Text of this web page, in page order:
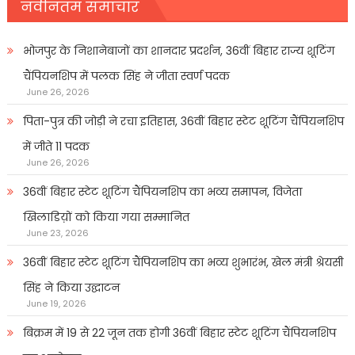
नवीनतम समाचार
भोजपुर के निशानेबाजों का शानदार प्रदर्शन, 36वीं बिहार राज्य शूटिंग
चैंपियनशिप में पलक सिंह ने जीता स्वर्ण पदक
June 26, 2026
पिता-पुत्र की जोड़ी ने रचा इतिहास, 36वीं बिहार स्टेट शूटिंग चैंपियनशिप
में जीते 11 पदक
June 26, 2026
36वीं बिहार स्टेट शूटिंग चैंपियनशिप का भव्य समापन, विजेता
खिलाडिय़ों को किया गया सम्मानित
June 23, 2026
36वीं बिहार स्टेट शूटिंग चैंपियनशिप का भव्य शुभारंभ, खेल मंत्री श्रेयसी
सिंह ने किया उद्घाटन
June 19, 2026
बिक्रम में 19 से 22 जून तक होगी 36वीं बिहार स्टेट शूटिंग चैंपियनशिप